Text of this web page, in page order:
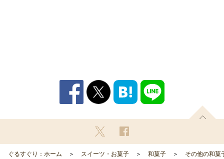
ぐるすぐり：ホーム スイーツ・お菓子 和菓子 その他の和菓